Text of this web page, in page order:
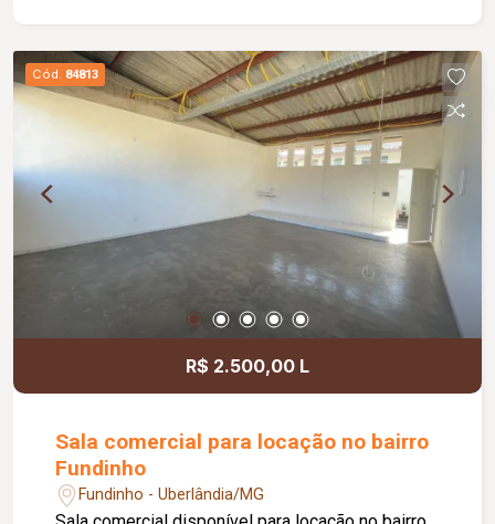
banheiros feminino e masculino com
acessibilidade, controle de acesso facial, água
inclusa no condomínio, zelador e limpeza das
áreas comuns, copa, DML (Depósito de Material
de Limpeza), sistema de ronda, alarme, câmeras
de segurança e internet disponível. Como
diferencial, existe a possibilidade de ampliação
da área da sala, conforme a necessidade do
locatário. Entre em contato para mais
informações e agende uma visita.
Cód. 84813
R$ 2.500,00 L
Sala comercial para locação no bairro
Fundinho
Fundinho - Uberlândia/MG